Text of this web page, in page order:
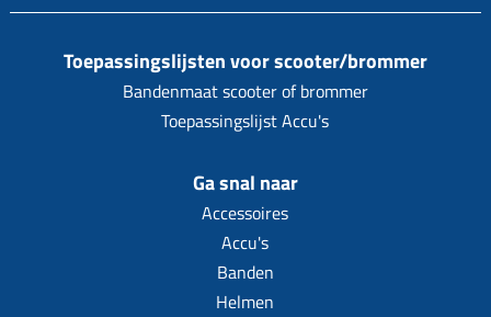
Toepassingslijsten voor scooter/brommer
Bandenmaat scooter of brommer
Toepassingslijst Accu's
Ga snal naar
Accessoires
Accu's
Banden
Helmen